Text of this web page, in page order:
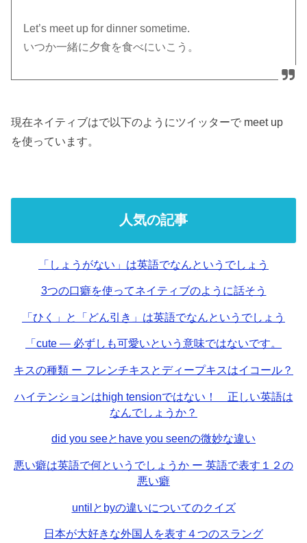
Let’s meet up for dinner sometime.
いつか一緒に夕食を食べにいこう。
現在ネイティブはで以下のようにツイッターで meet up
を使っています。
人気の記事
「しょうがない」は英語でなんというでしょう
3つの口癖を使ってネイティブのように話そう
「ひく」と「どん引き」は英語でなんというでしょう
「cute — 必ずしも可愛いという意味ではないです。
キスの種類 ー フレンチキスとディープキスはイコール？
ハイテンションはhigh tensionではない！ 正しい英語は
なんでしょうか？
did you seeとhave you seenの微妙な違い
悪い癖は英語で何というでしょうか ー 英語で表す１２の
悪い癖
untilとbyの違いについてのクイズ
日本が大好きな外国人を表す４つのスラング